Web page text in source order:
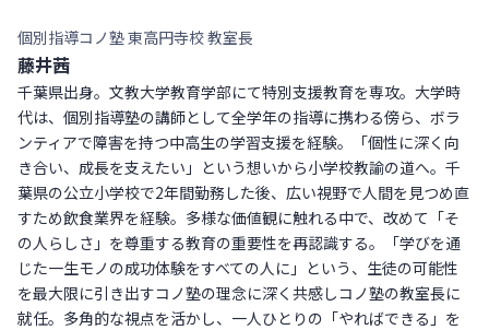
個別指導コノ塾 東高円寺校 教室長
藤井茜
千葉県出身。文教大学教育学部にて特別支援教育を専攻。大学時
代は、個別指導塾の講師として全学年の指導に携わる傍ら、ボラ
ンティアで障害を持つ中高生の学習支援を経験。「個性に深く向
き合い、成長を支えたい」という想いから小学校教諭の道へ。千
葉県の公立小学校で2年間勤務した後、広い視野で人間を見つめ直
すため飲食業界を経験。多様な価値観に触れる中で、改めて「そ
の人らしさ」を尊重する教育の重要性を再認識する。「学びを通
じた一生モノの成功体験をすべての人に」という、生徒の可能性
を最大限に引き出すコノ塾の理念に深く共感しコノ塾の教室長に
就任。多角的な視点を活かし、一人ひとりの「やればできる」を